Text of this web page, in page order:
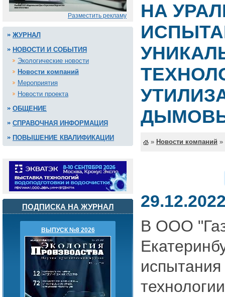
Разместить рекламу
ЖУРНАЛ
НОВОСТИ И СОБЫТИЯ
Экологические новости
Новости компаний
Мероприятия
Новости проекта
ОБЩЕНИЕ
СПРАВОЧНАЯ ИНФОРМАЦИЯ
ПОВЫШЕНИЕ КВАЛИФИКАЦИИ
ПОДПИСКА НА ЖУРНАЛ
ВЫПУСК №8 2026
НА
» Новости компаний »
В ООО